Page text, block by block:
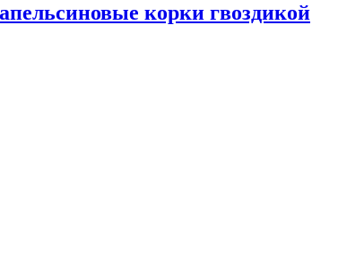
корки гвоздикой